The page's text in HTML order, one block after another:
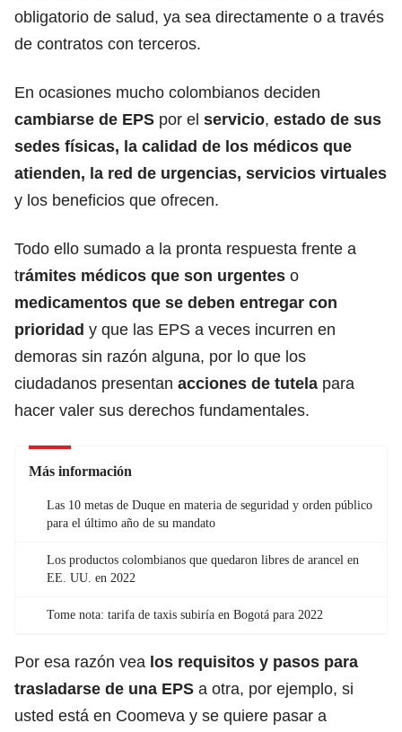
obligatorio de salud, ya sea directamente o a través
de contratos con terceros.
En ocasiones mucho colombianos deciden
cambiarse de EPS por el servicio, estado de sus
sedes físicas, la calidad de los médicos que
atienden, la red de urgencias, servicios virtuales
y los beneficios que ofrecen.
Todo ello sumado a la pronta respuesta frente a
trámites médicos que son urgentes o
medicamentos que se deben entregar con
prioridad y que las EPS a veces incurren en
demoras sin razón alguna, por lo que los
ciudadanos presentan acciones de tutela para
hacer valer sus derechos fundamentales.
Más información
Las 10 metas de Duque en materia de seguridad y orden público
para el último año de su mandato
Los productos colombianos que quedaron libres de arancel en
EE. UU. en 2022
Tome nota: tarifa de taxis subiría en Bogotá para 2022
Por esa razón vea los requisitos y pasos para
trasladarse de una EPS a otra, por ejemplo, si
usted está en Coomeva y se quiere pasar a